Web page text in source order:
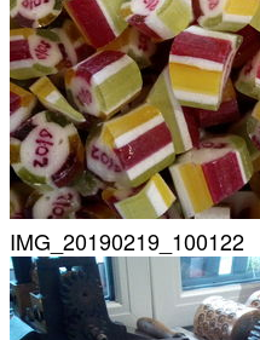
IMG_20190219_100122